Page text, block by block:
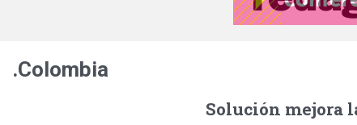
.Colombia
Solución mejora